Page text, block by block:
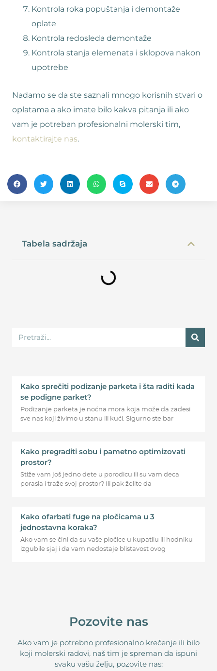
Kontrola roka popuštanja i demontaže
oplate
Kontrola redosleda demontaže
Kontrola stanja elemenata i sklopova nakon
upotrebe
Nadamo se da ste saznali mnogo korisnih stvari o
oplatama a ako imate bilo kakva pitanja ili ako
vam je potreban profesionalni molerski tim,
kontaktirajte nas.
Tabela sadržaja
Kako sprečiti podizanje parketa i šta raditi kada
se podigne parket?
Podizanje parketa je noćna mora koja može da zadesi
sve nas koji živimo u stanu ili kući. Sigurno ste bar
Kako pregraditi sobu i pametno optimizovati
prostor?
Stiže vam još jedno dete u porodicu ili su vam deca
porasla i traže svoj prostor? Ili pak želite da
Kako ofarbati fuge na pločicama u 3
jednostavna koraka?
Ako vam se čini da su vaše pločice u kupatilu ili hodniku
izgubile sjaj i da vam nedostaje blistavost ovog
Pozovite nas
Ako vam je potrebno profesionalno krečenje ili bilo
koji molerski radovi, naš tim je spreman da ispuni
svaku vašu želju, pozovite nas: